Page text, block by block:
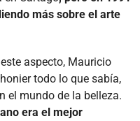
más sobre el arte
aspecto, Mauricio
todo lo que sabía,
el mundo de la belleza.
era el mejor